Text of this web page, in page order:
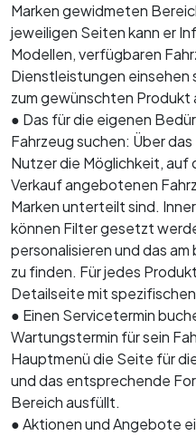
Marken gewidmeten
jeweiligen Seiten kann er
Modellen, verfügbaren
Dienstleistungen
zum gewünschten Produkt
● Das für die eigenen
Fahrzeug suchen: Über
Nutzer die Möglichkeit, auf
Verkauf angebotenen
Marken unterteilt sind.
können Filter gesetzt
personalisieren und das
zu finden. Für jedes
Detailseite mit
● Einen Servicetermin
Wartungstermin für sein
Hauptmenü die Seite für
und das entsprechende
Bereich ausfüllt.
● Aktionen und Angebote